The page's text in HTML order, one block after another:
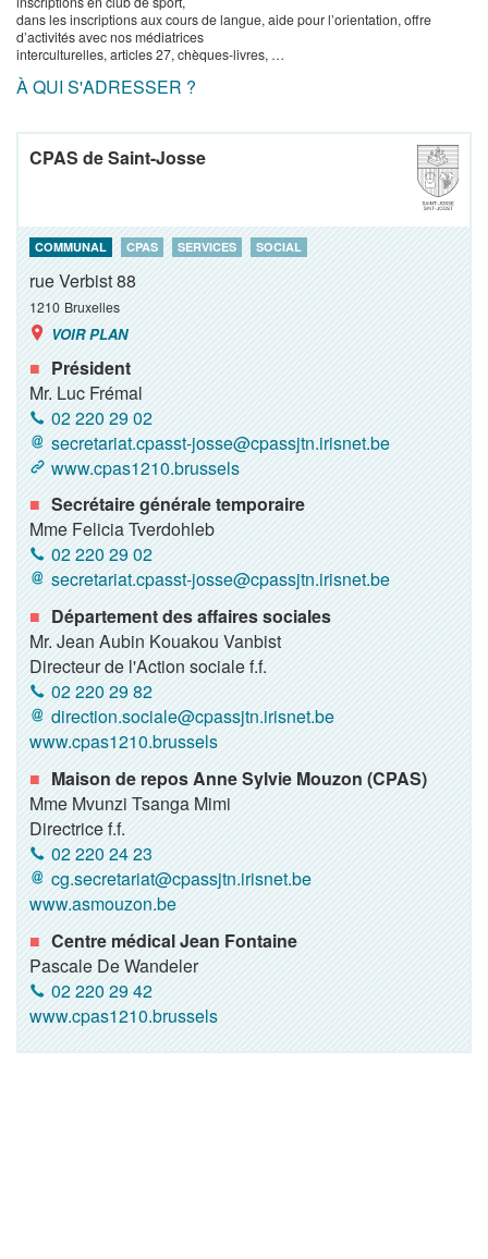
dans les inscriptions aux cours de langue, aide pour l’orientation, offre
d’activités avec nos médiatrices
interculturelles, articles 27, chèques-livres, …
À QUI S'ADRESSER ?
CPAS de Saint-Josse
COMMUNAL CPAS SERVICES SOCIAL
rue Verbist 88
1210 Bruxelles
VOIR PLAN
Président
Mr. Luc Frémal
02 220 29 02
secretariat.cpasst-josse@cpassjtn.irisnet.be
www.cpas1210.brussels
Secrétaire générale temporaire
Mme Felicia Tverdohleb
02 220 29 02
secretariat.cpasst-josse@cpassjtn.irisnet.be
Département des affaires sociales
Mr. Jean Aubin Kouakou Vanbist
Directeur de l'Action sociale f.f.
02 220 29 82
direction.sociale@cpassjtn.irisnet.be
www.cpas1210.brussels
Maison de repos Anne Sylvie Mouzon (CPAS)
Mme Mvunzi Tsanga Mimi
Directrice f.f.
02 220 24 23
cg.secretariat@cpassjtn.irisnet.be
www.asmouzon.be
Centre médical Jean Fontaine
Pascale De Wandeler
02 220 29 42
www.cpas1210.brussels